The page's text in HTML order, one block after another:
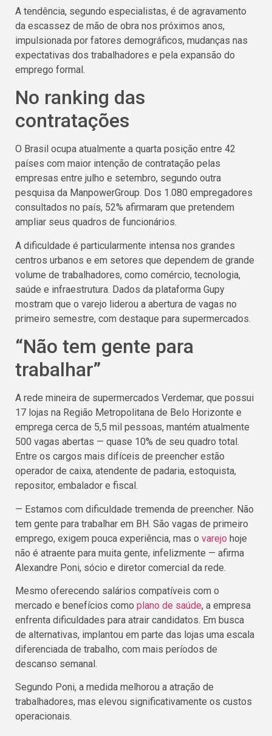
A tendência, segundo especialistas, é de agravamento
da escassez de mão de obra nos próximos anos,
impulsionada por fatores demográficos, mudanças nas
expectativas dos trabalhadores e pela expansão do
emprego formal.
No ranking das
contratações
O Brasil ocupa atualmente a quarta posição entre 42
países com maior intenção de contratação pelas
empresas entre julho e setembro, segundo outra
pesquisa da ManpowerGroup. Dos 1.080 empregadores
consultados no país, 52% afirmaram que pretendem
ampliar seus quadros de funcionários.
A dificuldade é particularmente intensa nos grandes
centros urbanos e em setores que dependem de grande
volume de trabalhadores, como comércio, tecnologia,
saúde e infraestrutura. Dados da plataforma Gupy
mostram que o varejo liderou a abertura de vagas no
primeiro semestre, com destaque para supermercados.
“Não tem gente para
trabalhar”
A rede mineira de supermercados Verdemar, que possui
17 lojas na Região Metropolitana de Belo Horizonte e
emprega cerca de 5,5 mil pessoas, mantém atualmente
500 vagas abertas — quase 10% de seu quadro total.
Entre os cargos mais difíceis de preencher estão
operador de caixa, atendente de padaria, estoquista,
repositor, embalador e fiscal.
— Estamos com dificuldade tremenda de preencher. Não
tem gente para trabalhar em BH. São vagas de primeiro
emprego, exigem pouca experiência, mas o varejo hoje
não é atraente para muita gente, infelizmente — afirma
Alexandre Poni, sócio e diretor comercial da rede.
Mesmo oferecendo salários compatíveis com o
mercado e benefícios como plano de saúde, a empresa
enfrenta dificuldades para atrair candidatos. Em busca
de alternativas, implantou em parte das lojas uma escala
diferenciada de trabalho, com mais períodos de
descanso semanal.
Segundo Poni, a medida melhorou a atração de
trabalhadores, mas elevou significativamente os custos
operacionais.